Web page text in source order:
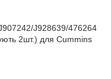
J928639/476264
2шт.) для Cummins